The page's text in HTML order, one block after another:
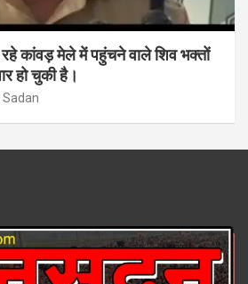
रहे कांवड़ मेले में पहुंचने वाले शिव भक्तों
हो चुकी है।
Sadan